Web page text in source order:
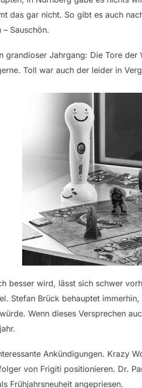
das gar nicht. So gibt es auch
Sauschön.
grandioser Jahrgang: Die Tore
Toll war auch der leider in
besser wird, lässt sich schwer
Stefan Brück behauptet
Wenn dieses Versprechen
Ankündigungen. Krazy
von Frigiti positionieren. Dr.
Frühjahrsneuheit angepriesen.